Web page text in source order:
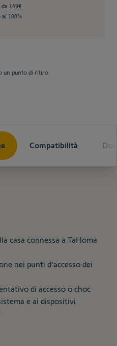
149€
100%
un punto di ritiro
Compatibilità
casa connessa a TaHoma
nei punti d'accesso dei
di accesso o choc
e ai dispositivi